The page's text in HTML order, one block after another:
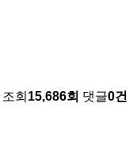
조회 15,686회 댓글0건